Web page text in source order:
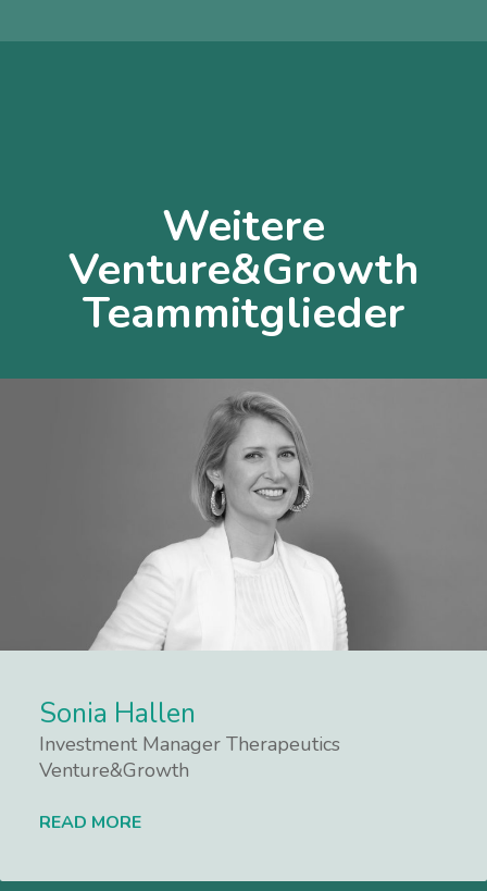
Weitere
Venture&Growth
Teammitglieder
Sonia Hallen
Investment Manager Therapeutics
Venture&Growth
READ MORE